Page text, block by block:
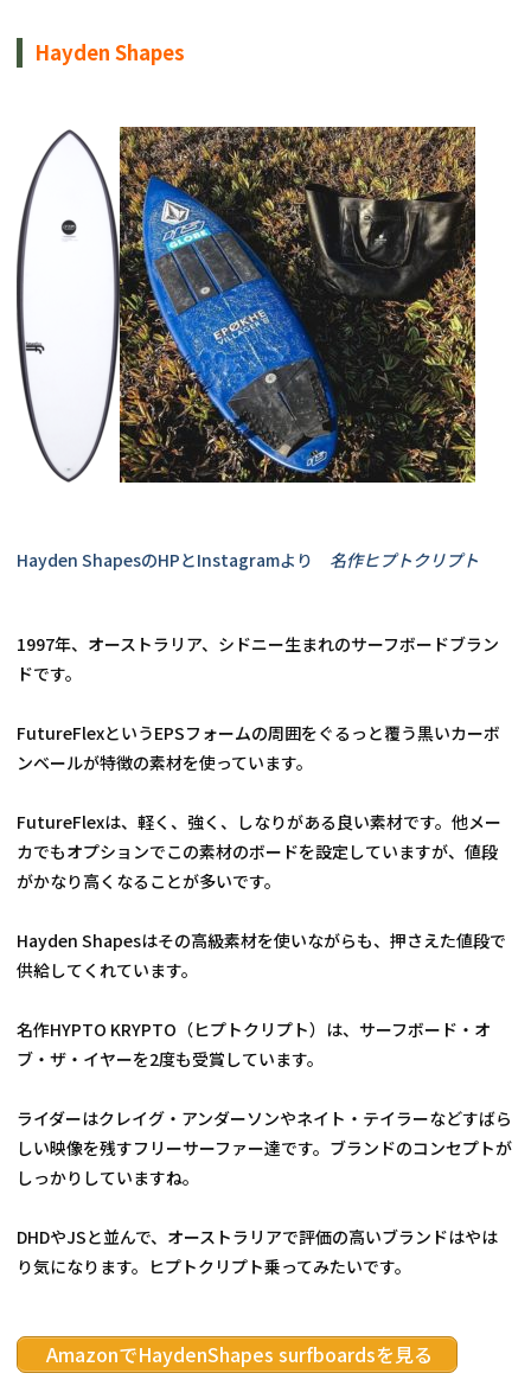
Hayden Shapes
Hayden ShapesのHPとInstagramより 名作ヒプトクリプト
1997年、オーストラリア、シドニー生まれのサーフボードブラン
ドです。
FutureFlexというEPSフォームの周囲をぐるっと覆う黒いカーボ
ンベールが特徴の素材を使っています。
FutureFlexは、軽く、強く、しなりがある良い素材です。他メー
カでもオプションでこの素材のボードを設定していますが、値段
がかなり高くなることが多いです。
Hayden Shapesはその高級素材を使いながらも、押さえた値段で
供給してくれています。
名作HYPTO KRYPTO（ヒプトクリプト）は、サーフボード・オ
ブ・ザ・イヤーを2度も受賞しています。
ライダーはクレイグ・アンダーソンやネイト・テイラーなどすばら
しい映像を残すフリーサーファー達です。ブランドのコンセプトが
しっかりしていますね。
DHDやJSと並んで、オーストラリアで評価の高いブランドはやは
り気になります。ヒプトクリプト乗ってみたいです。
AmazonでHaydenShapes surfboardsを見る